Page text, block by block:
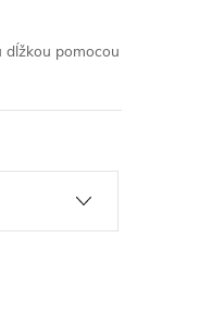
dĺžkou pomocou